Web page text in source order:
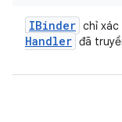
IBinder chỉ xác
Handler đã